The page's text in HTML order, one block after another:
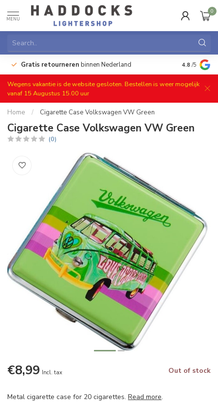
MENU
0
Gratis retourneren binnen Nederland 4.8 /5
Wegens vakantie is de website gesloten. Bestellen is weer mogelijk
vanaf 15 Augustus 15.00 uur
Home / Cigarette Case Volkswagen VW Green
Cigarette Case Volkswagen VW Green
(0)
€8,99 Incl. tax Out of stock
Metal cigarette case for 20 cigarettes. Read more.